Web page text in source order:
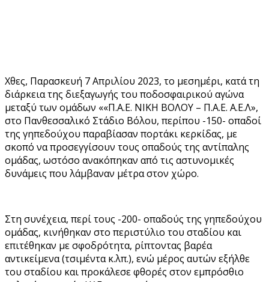
Χθες, Παρασκευή 7 Απριλίου 2023, το μεσημέρι, κατά τη
διάρκεια της διεξαγωγής του ποδοσφαιρικού αγώνα
μεταξύ των ομάδων ««Π.Α.Ε. ΝΙΚΗ ΒΟΛΟΥ – Π.Α.Ε. Α.Ε.Λ»,
στο Πανθεσσαλικό Στάδιο Βόλου, περίπου -150- οπαδοί
της γηπεδούχου παραβίασαν πορτάκι κερκίδας, με
σκοπό να προσεγγίσουν τους οπαδούς της αντίπαλης
ομάδας, ωστόσο ανακόπηκαν από τις αστυνομικές
δυνάμεις που λάμβαναν μέτρα στον χώρο.
Στη συνέχεια, περί τους -200- οπαδούς της γηπεδούχου
ομάδας, κινήθηκαν στο περιστύλιο του σταδίου και
επιτέθηκαν με σφοδρότητα, ρίπτοντας βαρέα
αντικείμενα (τσιμέντα κ.λπ.), ενώ μέρος αυτών εξήλθε
του σταδίου και προκάλεσε φθορές στον εμπρόσθιο